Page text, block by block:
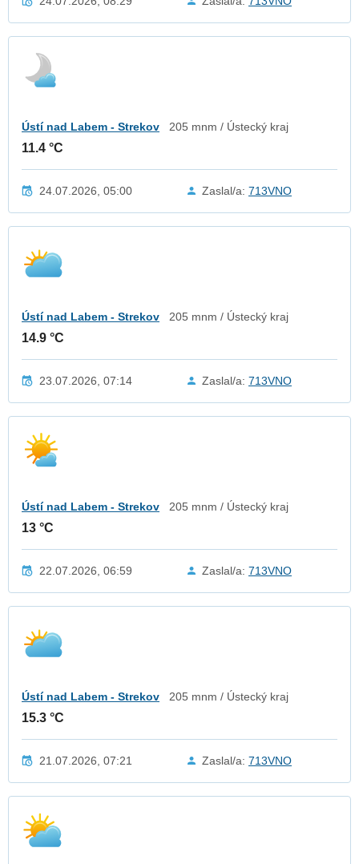
Ústí nad Labem - Strekov 205 mnm / Ústecký kraj
11.4 °C
24.07.2026, 05:00 Zaslal/a: 713VNO
Ústí nad Labem - Strekov 205 mnm / Ústecký kraj
14.9 °C
23.07.2026, 07:14 Zaslal/a: 713VNO
Ústí nad Labem - Strekov 205 mnm / Ústecký kraj
13 °C
22.07.2026, 06:59 Zaslal/a: 713VNO
Ústí nad Labem - Strekov 205 mnm / Ústecký kraj
15.3 °C
21.07.2026, 07:21 Zaslal/a: 713VNO